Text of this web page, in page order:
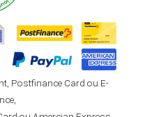
Postfinance Card ou E-